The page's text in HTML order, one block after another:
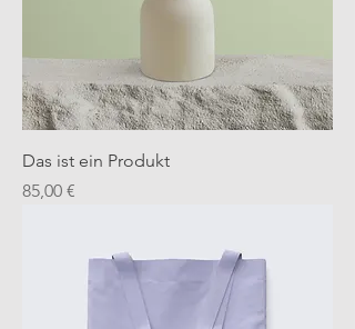
Das ist ein Produkt
Preis
85,00 €